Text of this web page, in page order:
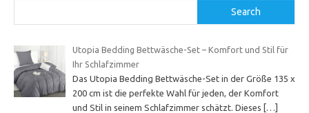
Search
Utopia Bedding Bettwäsche-Set – Komfort und Stil für
Ihr Schlafzimmer
Das Utopia Bedding Bettwäsche-Set in der Größe 135 x
200 cm ist die perfekte Wahl für jeden, der Komfort
und Stil in seinem Schlafzimmer schätzt. Dieses
[…]